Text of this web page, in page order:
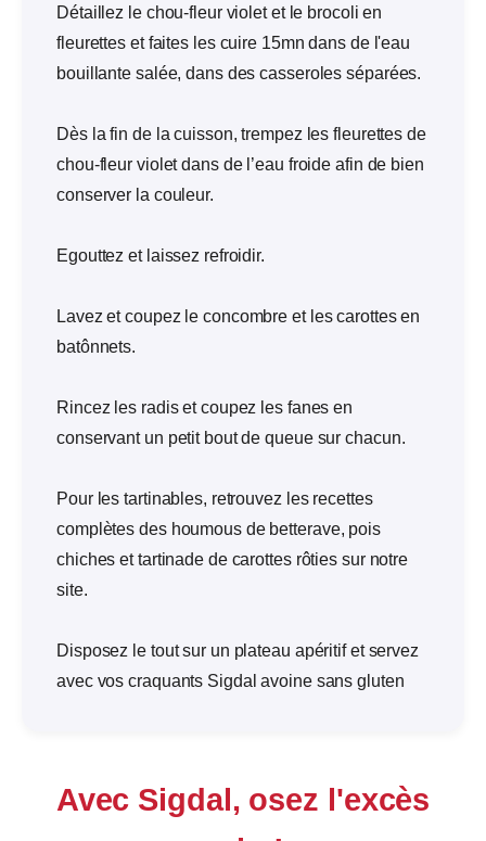
Détaillez le chou-fleur violet et le brocoli en
fleurettes et faites les cuire 15mn dans de l'eau
bouillante salée, dans des casseroles séparées.
Dès la fin de la cuisson, trempez les fleurettes de
chou-fleur violet dans de l’eau froide afin de bien
conserver la couleur.
Egouttez et laissez refroidir.
Lavez et coupez le concombre et les carottes en
batônnets.
Rincez les radis et coupez les fanes en
conservant un petit bout de queue sur chacun.
Pour les tartinables, retrouvez les recettes
complètes des houmous de betterave, pois
chiches et tartinade de carottes rôties sur notre
site.
Disposez le tout sur un plateau apéritif et servez
avec vos craquants Sigdal avoine sans gluten
Avec Sigdal, osez l'excès